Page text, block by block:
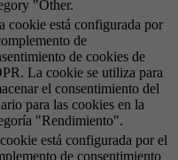
"Other.
cookie está configurada por
de
de cookies de
La cookie se utiliza para
el consentimiento del
para las cookies en la
"Rendimiento".
está configurada por el
de consentimiento